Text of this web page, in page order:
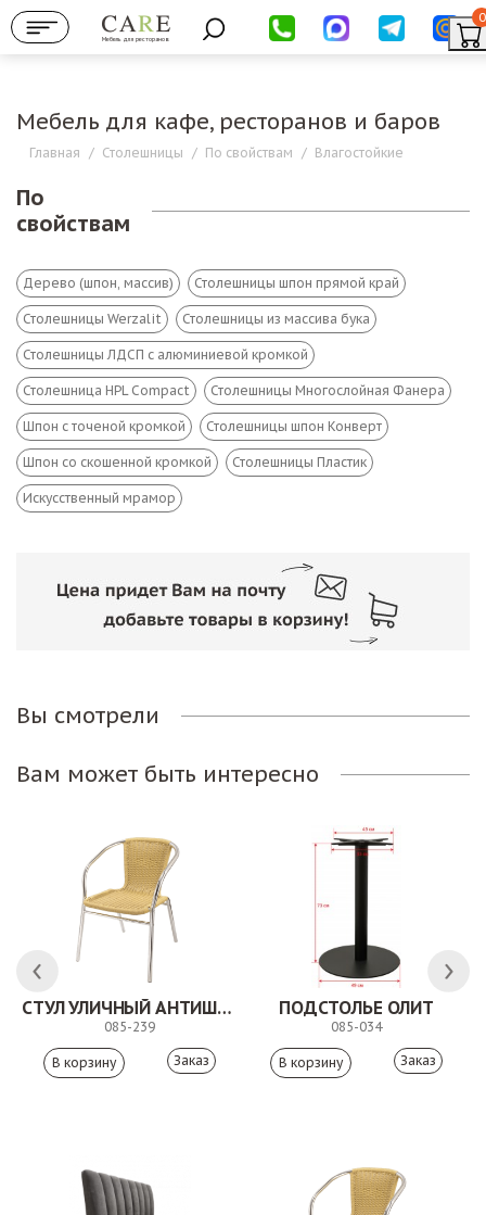
Мебель для ресторанов
0
Мебель для кафе, ресторанов и баров
Главная / Столешницы / По свойствам / Влагостойкие
По
свойствам
Дерево (шпон, массив) Столешницы шпон прямой край
Столешницы Werzalit Столешницы из массива бука
Столешницы ЛДСП с алюминиевой кромкой
Столешница HPL Compact Столешницы Многослойная Фанера
Шпон с точеной кромкой Столешницы шпон Конверт
Шпон со скошенной кромкой Столешницы Пластик
Искусственный мрамор
Вы смотрели
Вам может быть интересно
СТУЛ УЛИЧНЫЙ АНТИШОН
085-239
Заказ
ПОДСТОЛЬЕ ОЛИТ
085-034
Заказ